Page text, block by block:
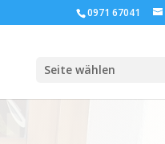
0971 67041
Seite wählen